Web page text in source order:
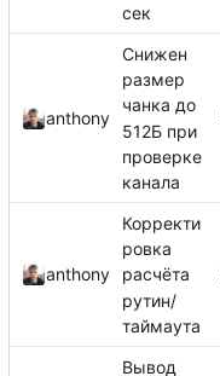
сек
anthony
Снижен
размер
чанка до
512Б при
проверке
канала
anthony
Корректи
ровка
расчёта
рутин/
таймаута
Вывод